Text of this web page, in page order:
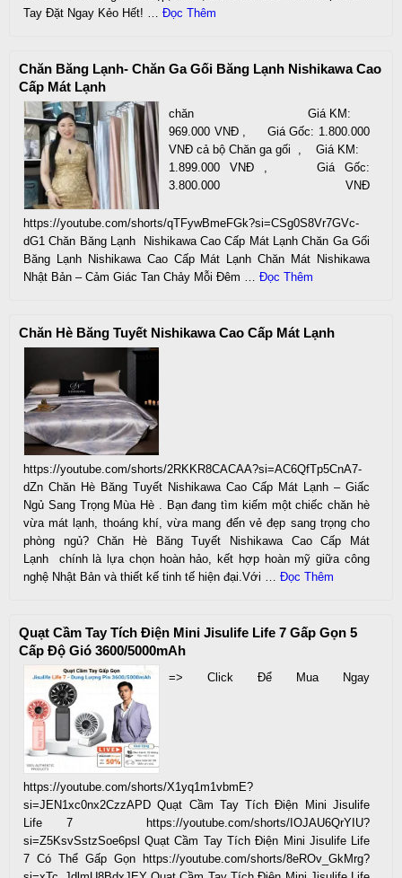
Tay Đặt Ngay Kẻo Hết! … Đọc Thêm
Chăn Băng Lạnh- Chăn Ga Gối Băng Lạnh Nishikawa Cao
Cấp Mát Lạnh
chăn Giá KM:
969.000 VNĐ , Giá Gốc: 1.800.000
VNĐ cả bộ Chăn ga gối , Giá KM:
1.899.000 VNĐ , Giá Gốc:
3.800.000 VNĐ
https://youtube.com/shorts/qTFywBmeFGk?si=CSg0S8Vr7GVc-
dG1 Chăn Băng Lạnh Nishikawa Cao Cấp Mát Lạnh Chăn Ga Gối
Băng Lạnh Nishikawa Cao Cấp Mát Lạnh Chăn Mát Nishikawa
Nhật Bản – Cảm Giác Tan Chảy Mỗi Đêm … Đọc Thêm
Chăn Hè Băng Tuyết Nishikawa Cao Cấp Mát Lạnh
https://youtube.com/shorts/2RKKR8CACAA?si=AC6QfTp5CnA7-
dZn Chăn Hè Băng Tuyết Nishikawa Cao Cấp Mát Lạnh – Giấc
Ngủ Sang Trọng Mùa Hè . Bạn đang tìm kiếm một chiếc chăn hè
vừa mát lạnh, thoáng khí, vừa mang đến vẻ đẹp sang trọng cho
phòng ngủ? Chăn Hè Băng Tuyết Nishikawa Cao Cấp Mát
Lạnh chính là lựa chọn hoàn hảo, kết hợp hoàn mỹ giữa công
nghệ Nhật Bản và thiết kế tinh tế hiện đại.Với … Đọc Thêm
Quạt Cầm Tay Tích Điện Mini Jisulife Life 7 Gấp Gọn 5
Cấp Độ Gió 3600/5000mAh
=> Click Để Mua Ngay
https://youtube.com/shorts/X1yq1m1vbmE?
si=JEN1xc0nx2CzzAPD Quạt Cầm Tay Tích Điện Mini Jisulife
Life 7 https://youtube.com/shorts/IOJAU6QrYIU?
si=Z5KsvSstzSoe6psl Quạt Cầm Tay Tích Điện Mini Jisulife Life
7 Có Thể Gấp Gọn https://youtube.com/shorts/8eROv_GkMrg?